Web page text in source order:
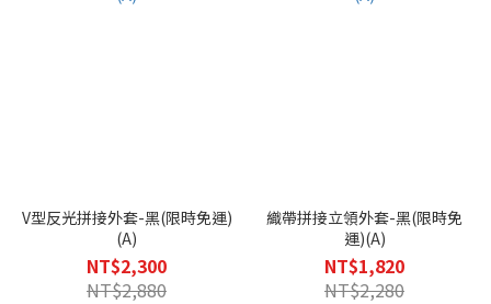
V型反光拼接外套-黑(限時免運)
(A)
NT$2,300
NT$2,880
織帶拼接立領外套-黑(限時免
運)(A)
NT$1,820
NT$2,280